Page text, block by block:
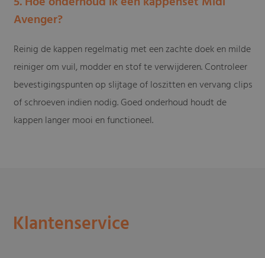
Avenger?
Reinig de kappen regelmatig met een zachte doek en milde
reiniger om vuil, modder en stof te verwijderen. Controleer
bevestigingspunten op slijtage of loszitten en vervang clips
of schroeven indien nodig. Goed onderhoud houdt de
kappen langer mooi en functioneel.
Klantenservice